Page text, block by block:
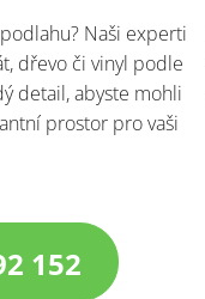
Naši experti
dřevo či vinyl podle
detail, abyste mohli
prostor pro vaši
152